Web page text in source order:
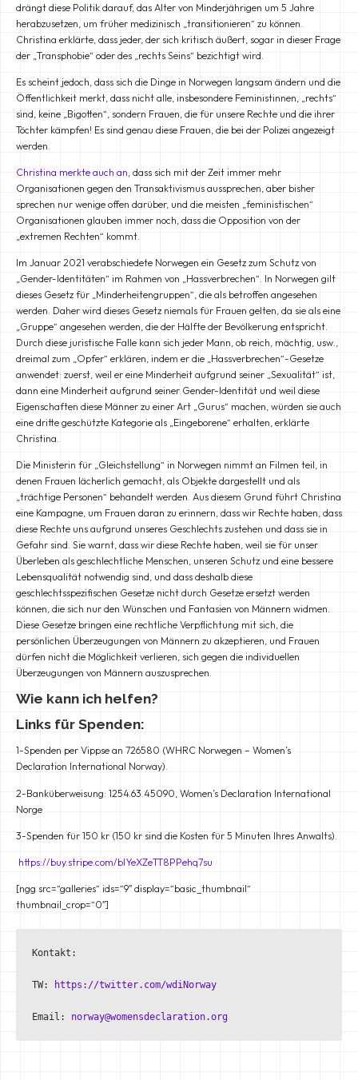
drängt diese Politik darauf, das Alter von Minderjährigen um 5 Jahre
herabzusetzen, um früher medizinisch „transitionieren“ zu können.
Christina erklärte, dass jeder, der sich kritisch äußert, sogar in dieser Frage
der „Transphobie“ oder des „rechts Seins“ bezichtigt wird.
Es scheint jedoch, dass sich die Dinge in Norwegen langsam ändern und die
Öffentlichkeit merkt, dass nicht alle, insbesondere Feministinnen, „rechts“
sind, keine „Bigotten“, sondern Frauen, die für unsere Rechte und die ihrer
Töchter kämpfen! Es sind genau diese Frauen, die bei der Polizei angezeigt
werden.
Christina merkte auch an , dass sich mit der Zeit immer mehr
Organisationen gegen den Transaktivismus aussprechen, aber bisher
sprechen nur wenige offen darüber, und die meisten „feministischen“
Organisationen glauben immer noch, dass die Opposition von der
„extremen Rechten“ kommt.
Im Januar 2021 verabschiedete Norwegen ein Gesetz zum Schutz von
„Gender-Identitäten“ im Rahmen von „Hassverbrechen“. In Norwegen gilt
dieses Gesetz für „Minderheitengruppen“, die als betroffen angesehen
werden. Daher wird dieses Gesetz niemals für Frauen gelten, da sie als eine
„Gruppe“ angesehen werden, die der Hälfte der Bevölkerung entspricht.
Durch diese juristische Falle kann sich jeder Mann, ob reich, mächtig, usw.,
dreimal zum „Opfer“ erklären, indem er die „Hassverbrechen“-Gesetze
anwendet: zuerst, weil er eine Minderheit aufgrund seiner „Sexualität“ ist,
dann eine Minderheit aufgrund seiner Gender-Identität und weil diese
Eigenschaften diese Männer zu einer Art „Gurus“ machen, würden sie auch
eine dritte geschützte Kategorie als „Eingeborene“ erhalten, erklärte
Christina.
Die Ministerin für „Gleichstellung“ in Norwegen nimmt an Filmen teil, in
denen Frauen lächerlich gemacht, als Objekte dargestellt und als
„trächtige Personen“ behandelt werden. Aus diesem Grund führt Christina
eine Kampagne, um Frauen daran zu erinnern, dass wir Rechte haben, dass
diese Rechte uns aufgrund unseres Geschlechts zustehen und dass sie in
Gefahr sind. Sie warnt, dass wir diese Rechte haben, weil sie für unser
Überleben als geschlechtliche Menschen, unseren Schutz und eine bessere
Lebensqualität notwendig sind, und dass deshalb diese
geschlechtsspezifischen Gesetze nicht durch Gesetze ersetzt werden
können, die sich nur den Wünschen und Fantasien von Männern widmen.
Diese Gesetze bringen eine rechtliche Verpflichtung mit sich, die
persönlichen Überzeugungen von Männern zu akzeptieren, und Frauen
dürfen nicht die Möglichkeit verlieren, sich gegen die individuellen
Überzeugungen von Männern auszusprechen.
Wie kann ich helfen?
Links für Spenden:
1-Spenden per Vippse an 726580 (WHRC Norwegen – Women’s
Declaration International Norway).
2-Banküberweisung: 1254.63.45090, Women’s Declaration International
Norge
3-Spenden für 150 kr (150 kr sind die Kosten für 5 Minuten Ihres Anwalts).
https://buy.stripe.com/bIYeXZeTT8PPehq7su
[ngg src=“galleries“ ids=“9″ display=“basic_thumbnail“
thumbnail_crop=“0″]
Kontakt:
TW: https://twitter.com/wdiNorway
Email: norway@womensdeclaration.org